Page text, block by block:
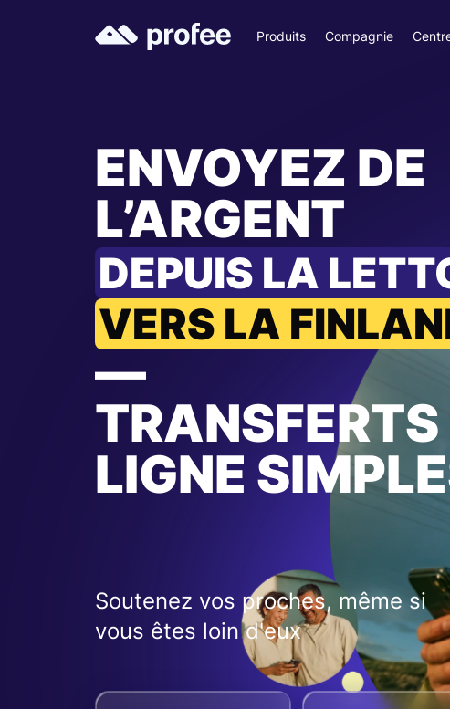
Produits Compagnie
ENVOYEZ DE
L’ARGENT
DEPUIS LA
VERS LA
—
TRANSFERTS
LIGNE
Soutenez vos proches, même si
vous êtes loin d'eux